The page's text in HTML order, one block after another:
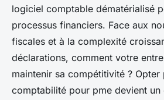
Éléna•27 novembre 2025•6 min de
logiciel comptable dématérialisé
processus financiers. Face aux
fiscales et à la complexité
déclarations, comment votre
maintenir sa compétitivité ?
comptabilité pour pme devient un